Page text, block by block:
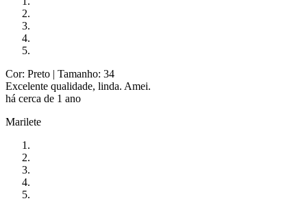
Cor: Preto | Tamanho: 34
Excelente qualidade, linda. Amei.
há cerca de 1 ano
Marilete